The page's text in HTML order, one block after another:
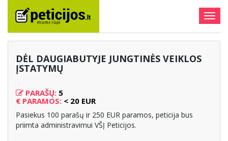
DĖL DAUGIABUTYJE JUNGTINĖS VEIKLOS
ĮSTATYMŲ
PARAŠŲ: 5
€ PARAMOS: < 20 EUR
Pasiekus 100 parašų ir 250 EUR paramos, peticija bus
priimta administravimui VŠĮ Peticijos.